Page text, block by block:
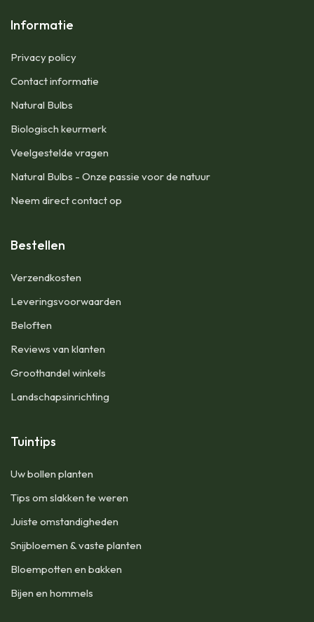
Informatie
Privacy policy
Contact informatie
Natural Bulbs
Biologisch keurmerk
Veelgestelde vragen
Natural Bulbs - Onze passie voor de natuur
Neem direct contact op
Bestellen
​Verzendkosten
Leveringsvoorwaarden
Beloften
Reviews van klanten
Groothandel winkels
Landschapsinrichting
Tuintips
Uw bollen planten
Tips om slakken te weren
Juiste omstandigheden
Snijbloemen & vaste planten
Bloempotten en bakken
Bijen en hommels